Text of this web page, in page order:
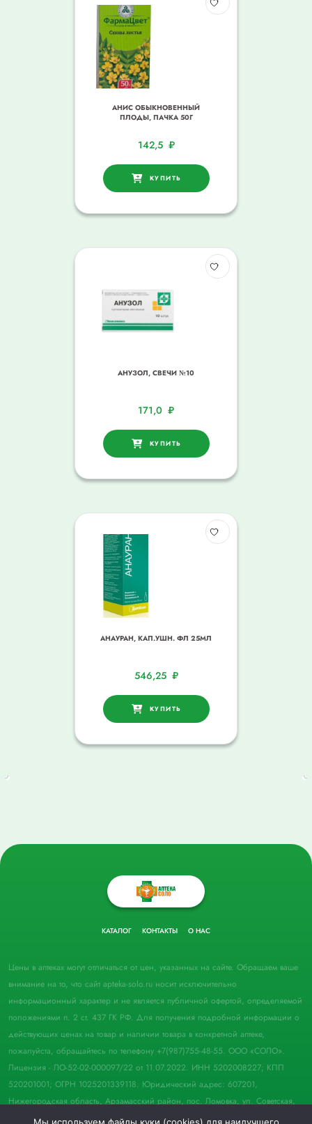
АНИС ОБЫКНОВЕННЫЙ
ПЛОДЫ, ПАЧКА 50Г
142,5 ₽
КУПИТЬ
АНУЗОЛ, СВЕЧИ №10
171,0 ₽
КУПИТЬ
АНАУРАН, КАП.УШН. ФЛ 25МЛ
546,25 ₽
КУПИТЬ
КАТАЛОГ КОНТАКТЫ О НАС
Цены в аптеках могут отличаться от цен, указанных на сайте. Обращаем ваше
внимание на то, что сайт apteka-solo.ru носит исключительно
информационный характер и не является публичной офертой, определяемой
положениями п. 2 ст. 437 ГК РФ. Для получения подробной информации о
действующих ценах на товар и наличии товара в конкретной аптеке,
пожалуйста, обращайтесь по телефону +7(987)755-48-55. ООО «СОЛО».
Лицензия - ЛО-52-02-000097/22 от 11.07.2022. ИНН 5202008227; КПП
520201001; ОГРН 1025201339118. Юридический адрес: 607201,
Нижегородская область, Арзамасский район, пос. Ломовка, ул. Советская,
д. 33, пом. 21.